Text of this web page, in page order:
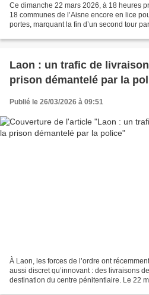
Ce dimanche 22 mars 2026, à 18 heures
18 communes de l’Aisne encore en lice
portes, marquant la fin d’un second tour
Laon : un trafic de
prison démantelé par la
Publié le 26/03/2026 à 09:51
À Laon, les forces de l’ordre ont
aussi discret qu’innovant : des livraisons
destination du centre pénitentiaire. Le 22